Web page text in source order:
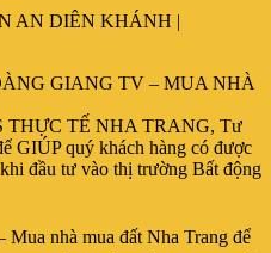
AN DIÊN KHÁNH |
GIANG TV – MUA NHÀ
THỰC TẾ NHA TRANG, Tư
GIÚP quý khách hàng có được
đầu tư vào thị trường Bất động
nhà mua đất Nha Trang để